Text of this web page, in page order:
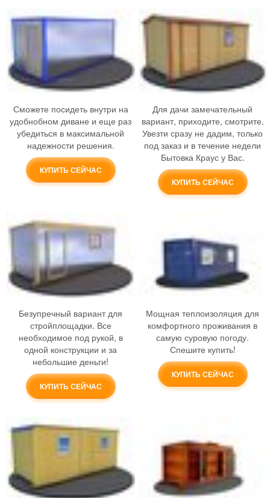
Сможете посидеть внутри на
удобнобном диване и еще раз
убедиться в максимальной
надежности решения.
КУПИТЬ СЕЙЧАС
Для дачи замечательный
вариант, приходите, смотрите.
Увезти сразу не дадим, только
под заказ и в течение недели
Бытовка Краус у Вас.
КУПИТЬ СЕЙЧАС
Безупречный вариант для
стройплощадки. Все
необходимое под рукой, в
одной конструкции и за
небольшие деньги!
КУПИТЬ СЕЙЧАС
Мощная теплоизоляция для
комфортного проживания в
самую суровую погоду.
Спешите купить!
КУПИТЬ СЕЙЧАС